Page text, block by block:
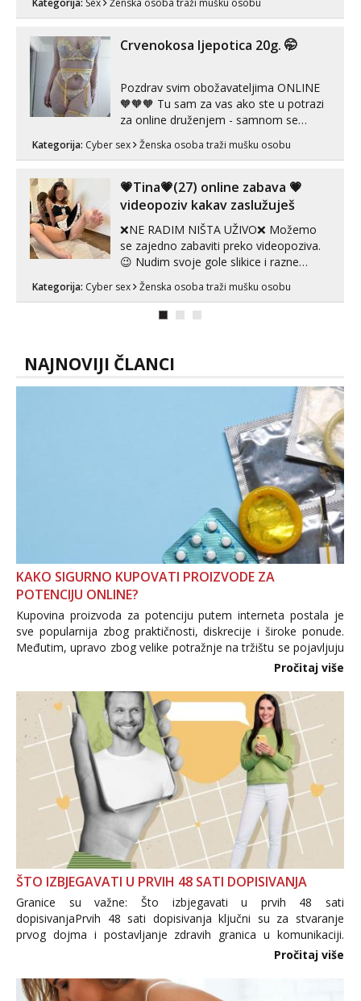
Čekam tvoj poziv!
tel:0,93€ - mob:1,12€ min
Mira
Razgovaram :)
Tel:
tel:0,93€ - mob:1,12€ min
Obavijesti me kada se oslobodi
zadovoljiti moje potrebe,ne trazim puno
volim njezan seks i njezne poljupce po
tijelu koji me jako pale,obozavam kad
Kategorija: Sex Ženska osoba traži mušku osobu
Crvenokosa ljepotica 20g. 🤭
Pozdrav svim obožavateljima ONLINE
🧡🧡🧡 Tu sam za vas ako ste u potrazi
za online druženjem - samnom se
možete zabaviti preko videopoziva, ili
ako vam nisam dovoljna radim i u paru i
😉 Radim i vruća tipkanja uz slike i hot
line pozive. Za vas sam pripremila ...
Kategorija: Cyber sex Ženska osoba traži mušku osobu
💗Tina💗(27) online zabava 💗
videopoziv kakav zaslužuješ
❌NE RADIM NIŠTA UŽIVO❌ Možemo
se zajedno zabaviti preko videopoziva.
😉 Nudim svoje gole slikice i razne
videouradke. 🤩 Za online zabavu pošalji
poruku na Whatsapp, Telegram ili Viber.
Kategorija: Cyber sex Ženska osoba traži mušku osobu
NAJNOVIJI ČLANCI
KAKO SIGURNO KUPOVATI PROIZVODE ZA
POTENCIJU ONLINE?
Kupovina proizvoda za potenciju putem interneta postala je
sve popularnija zbog praktičnosti, diskrecije i široke ponude.
Međutim, upravo zbog velike potražnje na tržištu se pojavljuju
i brojni krivotvoreni proizvodi, nepouzdane internetske
Pročitaj više
ŠTO IZBJEGAVATI U PRVIH 48 SATI DOPISIVANJA
Granice su važne: Što izbjegavati u prvih 48 sati
dopisivanjaPrvih 48 sati dopisivanja ključni su za stvaranje
prvog dojma i postavljanje zdravih granica u komunikaciji.
Važno je izbjeći prebrzo otkrivanje osobnih ili intimnih
informacija, jer nepoznata osoba još nije zaslužila to
povjerenje. Takođe...
Pročitaj više